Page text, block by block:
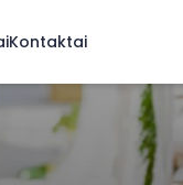
Kontaktai